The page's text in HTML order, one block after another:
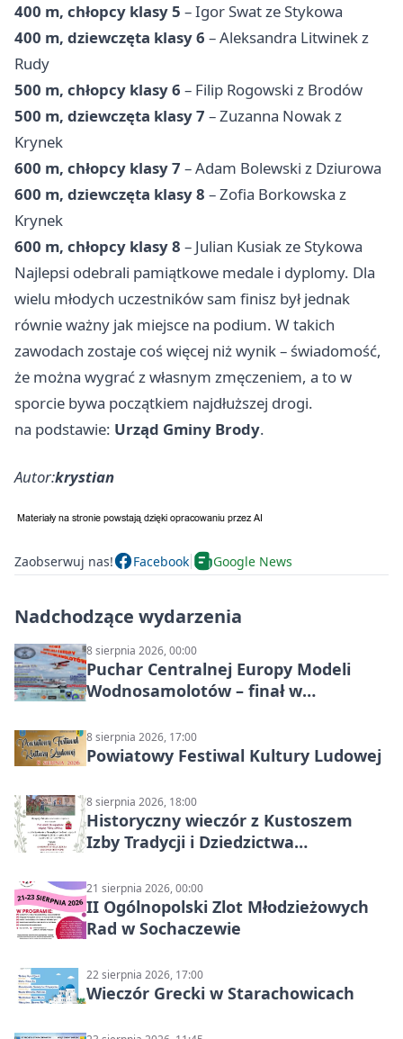
400 m, chłopcy klasy 5 – Igor Swat ze Stykowa
400 m, dziewczęta klasy 6 – Aleksandra Litwinek z
Rudy
500 m, chłopcy klasy 6 – Filip Rogowski z Brodów
500 m, dziewczęta klasy 7 – Zuzanna Nowak z
Krynek
600 m, chłopcy klasy 7 – Adam Bolewski z Dziurowa
600 m, dziewczęta klasy 8 – Zofia Borkowska z
Krynek
600 m, chłopcy klasy 8 – Julian Kusiak ze Stykowa
Najlepsi odebrali pamiątkowe medale i dyplomy. Dla
wielu młodych uczestników sam finisz był jednak
równie ważny jak miejsce na podium. W takich
zawodach zostaje coś więcej niż wynik – świadomość,
że można wygrać z własnym zmęczeniem, a to w
sporcie bywa początkiem najdłuższej drogi.
na podstawie: Urząd Gminy Brody.
Autor:krystian
Zaobserwuj nas! Facebook Google News
Nadchodzące wydarzenia
8 sierpnia 2026, 00:00
Puchar Centralnej Europy Modeli
Wodnosamolotów – finał w
8 sierpnia 2026, 17:00
Powiatowy Festiwal Kultury Ludowej
8 sierpnia 2026, 18:00
Historyczny wieczór z Kustoszem
Izby Tradycji i Dziedzictwa
Gęburą
21 sierpnia 2026, 00:00
II Ogólnopolski Zlot Młodzieżowych
Rad w Sochaczewie
22 sierpnia 2026, 17:00
Wieczór Grecki w Starachowicach